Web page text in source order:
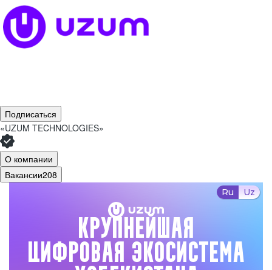
Подписаться
«UZUM TECHNOLOGIES»
О компании
Вакансии208
Ru Uz
Крупнейшая
цифровая экосистема